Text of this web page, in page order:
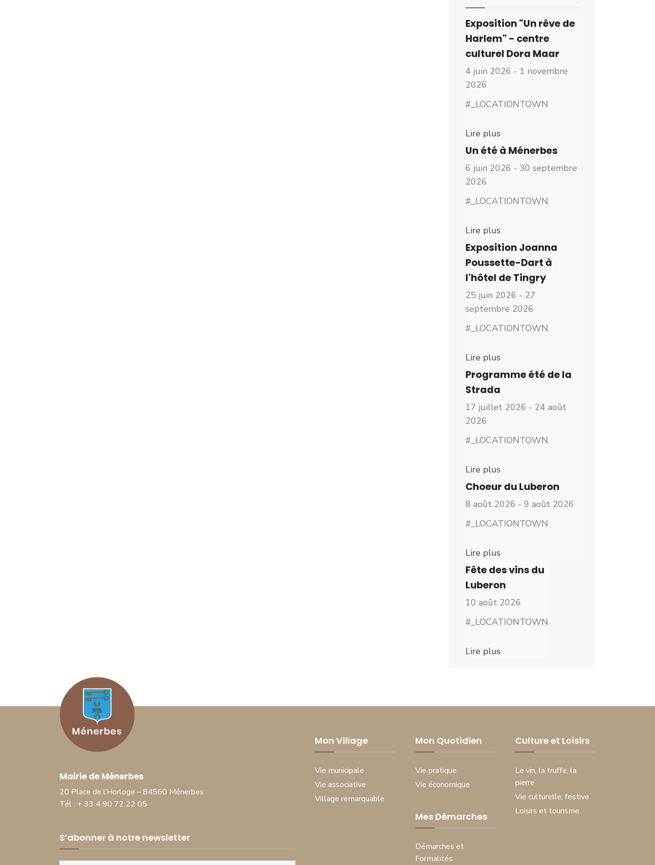
Exposition "Un rêve de
Harlem" - centre
culturel Dora Maar
4 juin 2026 - 1 novembre
2026
#_LOCATIONTOWN
Lire plus
Un été à Ménerbes
6 juin 2026 - 30 septembre
2026
#_LOCATIONTOWN
Lire plus
Exposition Joanna
Poussette-Dart à
l'hôtel de Tingry
25 juin 2026 - 27
septembre 2026
#_LOCATIONTOWN
Lire plus
Programme été de la
Strada
17 juillet 2026 - 24 août
2026
#_LOCATIONTOWN
Lire plus
Choeur du Luberon
8 août 2026 - 9 août 2026
#_LOCATIONTOWN
Lire plus
Fête des vins du
Luberon
10 août 2026
#_LOCATIONTOWN
Lire plus
Mairie de Ménerbes
20 Place de l’Horloge – 84560 Ménerbes
Tél : + 33 4 90 72 22 05
S’abonner à notre newsletter
Mon Village
Vie municipale
Vie associative
Village remarquable
Mon Quotidien
Vie pratique
Vie économique
Mes Démarches
Démarches et
Formalités
Culture et Loisirs
Le vin, la truffe, la
pierre
Vie culturelle, festive
Loisirs et tourisme